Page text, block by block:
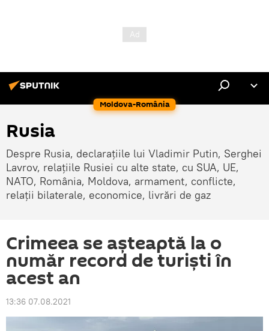
Moldova-România
Rusia
Despre Rusia, declarațiile lui Vladimir Putin, Serghei
Lavrov, relațiile Rusiei cu alte state, cu SUA, UE,
NATO, România, Moldova, armament, conflicte,
relații bilaterale, economice, livrări de gaz
Crimeea se așteaptă la o
număr record de turiști în
acest an
13:36 07.08.2021